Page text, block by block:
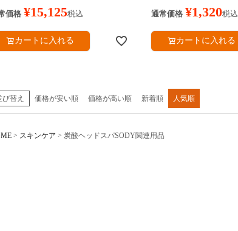
価格 ¥15,125税込
カートに入れる
通常価格 ¥1,320税込
カートに入れる
び替え 価格が安い順 価格が高い順 新着順 人気順
スキンケア 炭酸ヘッドスパSODY関連用品